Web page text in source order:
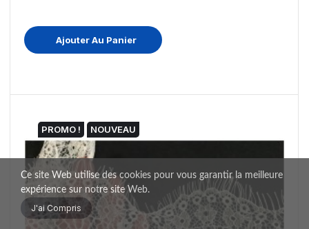
Ajouter Au Panier
PROMO ! NOUVEAU
Ce site Web utilise des cookies pour vous garantir la meilleure
expérience sur notre site Web.
J'ai Compris